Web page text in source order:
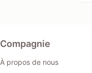
Compagnie
À propos de nous